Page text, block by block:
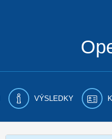
VÝSLEDKY